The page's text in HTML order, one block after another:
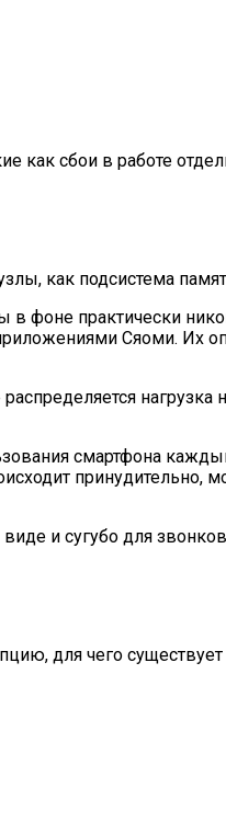
как сбои в работе
как подсистема
в фоне практически
Сяоми. Их
нагрузка
смартфона
принудительно,
и сугубо для
для чего существует